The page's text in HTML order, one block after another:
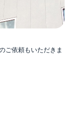
ご依頼もいただきま